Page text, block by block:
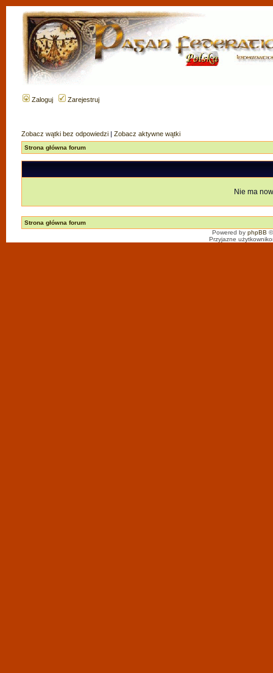
Zaloguj Zarejestruj
Zobacz wątki bez odpowiedzi | Zobacz aktywne wątki
Strona główna forum
Nie ma
Strona główna forum
Powered by phpBB
Przyjazne